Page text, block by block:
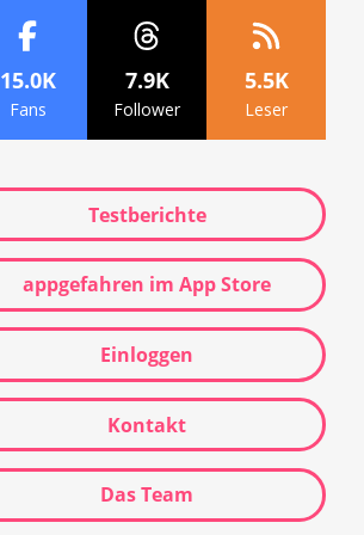
15.0K
Fans
7.9K
Follower
5.5K
Leser
Testberichte
appgefahren im App Store
Einloggen
Kontakt
Das Team